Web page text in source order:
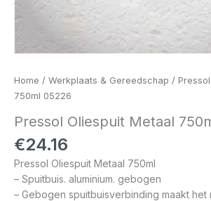
Home / Werkplaats & Gereedschap /
750ml 05226
Pressol Oliespuit Metaal
€24.16
Pressol Oliespuit Metaal 750ml
– Spuitbuis. aluminium. gebogen
– Gebogen spuitbuisverbinding maakt het